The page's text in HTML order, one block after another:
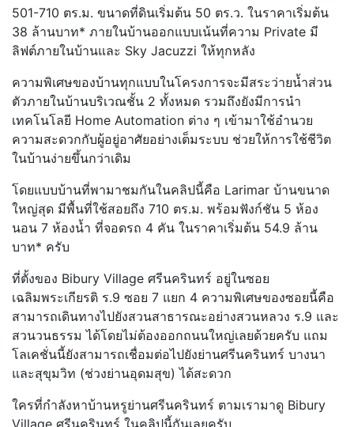
501-710 ตร.ม. ขนาดที่ดินเริ่มต้น 50 ตร.ว. ในราคาเริ่มต้น
38 ล้านบาท* ภายในบ้านออกแบบเน้นที่ความ Private มี
ลิฟต์ภายในบ้านและ Sky Jacuzzi ให้ทุกหลัง
ความพิเศษของบ้านทุกแบบในโครงการจะมีสระว่ายน้ำส่วน
ตัวภายในบ้านบริเวณชั้น 2 ทั้งหมด รวมถึงยังมีการนำ
เทคโนโลยี Home Automation ต่าง ๆ เข้ามาใช้อำนวย
ความสะดวกกับผู้อยู่อาศัยอย่างเต็มระบบ ช่วยให้การใช้ชีวิต
ในบ้านง่ายขึ้นกว่าเดิม
โดยแบบบ้านที่พามาชมกันในคลิปนี้คือ Larimar บ้านขนาด
ใหญ่สุด มีพื้นที่ใช้สอยถึง 710 ตร.ม. พร้อมฟังก์ชัน 5 ห้อง
นอน 7 ห้องน้ำ ที่จอดรถ 4 คัน ในราคาเริ่มต้น 54.9 ล้าน
บาท* ครับ
ที่ตั้งของ Bibury Village ศรีนครินทร์ อยู่ในซอย
เฉลิมพระเกียรติ ร.9 ซอย 7 แยก 4 ความพิเศษของซอยนี้คือ
สามารถเดินทางไปยังสวนสาธารณะอย่างสวนหลวง ร.9 และ
สวนวนธรรม ได้โดยไม่ต้องออกถนนใหญ่เลยด้วยครับ แถม
โลเคชั่นนี้ยังสามารถเชื่อมต่อไปยังย่านศรีนครินทร์ บางนา
และสุขุมวิท (ช่วงย่านอุดมสุข) ได้สะดวก
ใครที่กำลังหาบ้านหรูย่านศรีนครินทร์ ตามเรามาดู Bibury
Village ศรีนครินทร์ ในคลิปนี้กันเลยครับ